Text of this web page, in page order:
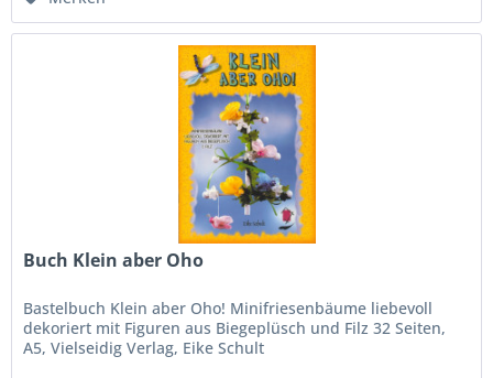
Buch Klein aber Oho
Bastelbuch Klein aber Oho! Minifriesenbäume liebevoll
dekoriert mit Figuren aus Biegeplüsch und Filz 32 Seiten,
A5, Vielseidig Verlag, Eike Schult